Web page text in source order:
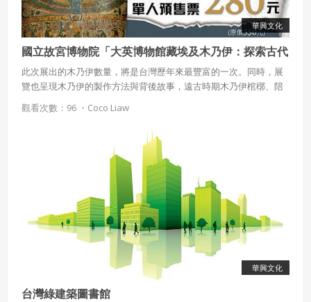
華興文化
國立故宮博物院「大英博物館藏埃及木乃伊：探索古代
生活」
此次展出的木乃伊數量，將是台灣歷年來最豐富的一次。同時，展
覽也呈現木乃伊的製作方法與背後故事，遠古時期木乃伊棺槨、陪
揭開更多尚未公諸於世的秘密。
觀看次數：96 ・ Coco Liaw
華興文化
台灣綠建築圖書館